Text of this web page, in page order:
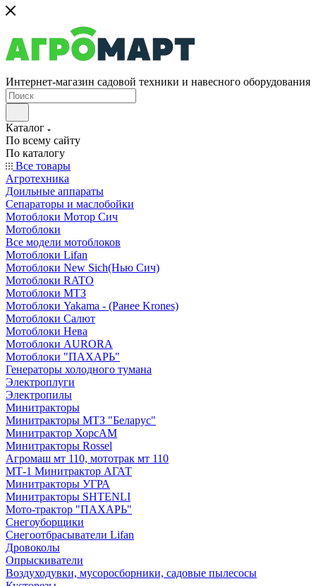
Интернет-магазин садовой техники и навесного оборудования
Каталог
По всему сайту
По каталогу
Все товары
Агротехника
Доильные аппараты
Сепараторы и маслобойки
Мотоблоки Мотор Сич
Мотоблоки
Все модели мотоблоков
Мотоблоки Lifan
Мотоблоки New Sich(Нью Сич)
Мотоблоки RATO
Мотоблоки МТЗ
Мотоблоки Yakama - (Ранее Krones)
Мотоблоки Салют
Мотоблоки Нева
Мотоблоки AURORA
Мотоблоки "ПАХАРЬ"
Генераторы холодного тумана
Электроплуги
Электропилы
Минитракторы
Минитракторы МТЗ "Беларус"
Минитрактор ХорсАМ
Минитракторы Rossel
Агромаш мт 110, мототрак мт 110
МТ-1 Минитрактор АГАТ
Минитракторы УГРА
Минитракторы SHTENLI
Мото-трактор "ПАХАРЬ"
Снегоуборщики
Снегоотбрасыватели Lifan
Дровоколы
Опрыскиватели
Воздуходувки, мусоросборники, cадовые пылесосы